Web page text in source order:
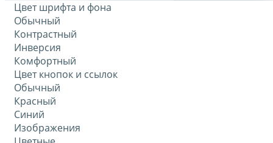
Цвет шрифта и фона
Обычный
Контрастный
Инверсия
Комфортный
Цвет кнопок и ссылок
Обычный
Красный
Синий
Изображения